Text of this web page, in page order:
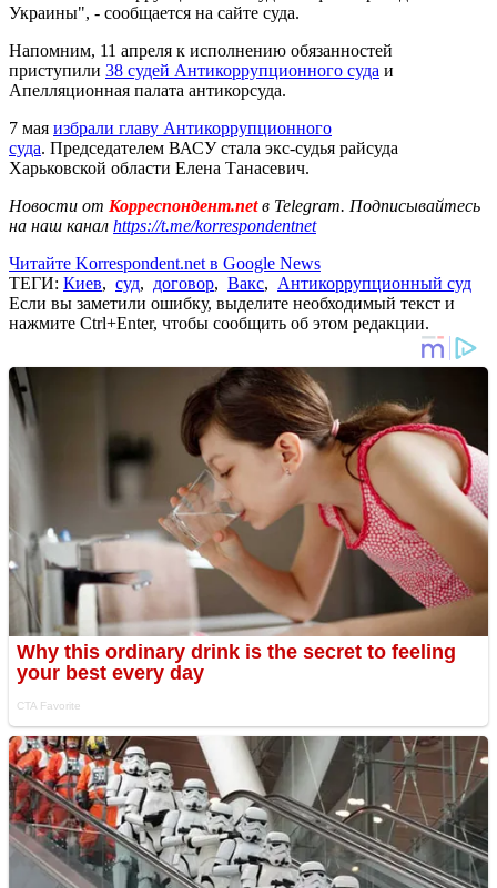
Украины", - сообщается на сайте суда.
Напомним, 11 апреля к исполнению обязанностей
приступили 38 судей Антикоррупционного суда и
Апелляционная палата антикорсуда.
7 мая избрали главу Антикоррупционного
суда. Председателем ВАСУ стала экс-судья райсуда
Харьковской области Елена Танасевич.
Новости от Корреспондент.netв Telegram. Подписывайтесь
на наш канал https://t.me/korrespondentnet
Читайте Korrespondent.net в Google News
ТЕГИ: Киев, суд, договор, Вакс, Антикоррупционный суд
Если вы заметили ошибку, выделите необходимый текст и
нажмите Ctrl+Enter, чтобы сообщить об этом редакции.